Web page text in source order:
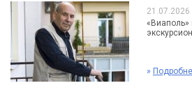
21.07.2026
»